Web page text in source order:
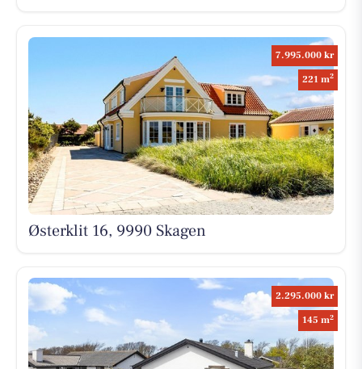
7.995.000 kr
221 m2
Østerklit 16, 9990 Skagen
2.295.000 kr
145 m2